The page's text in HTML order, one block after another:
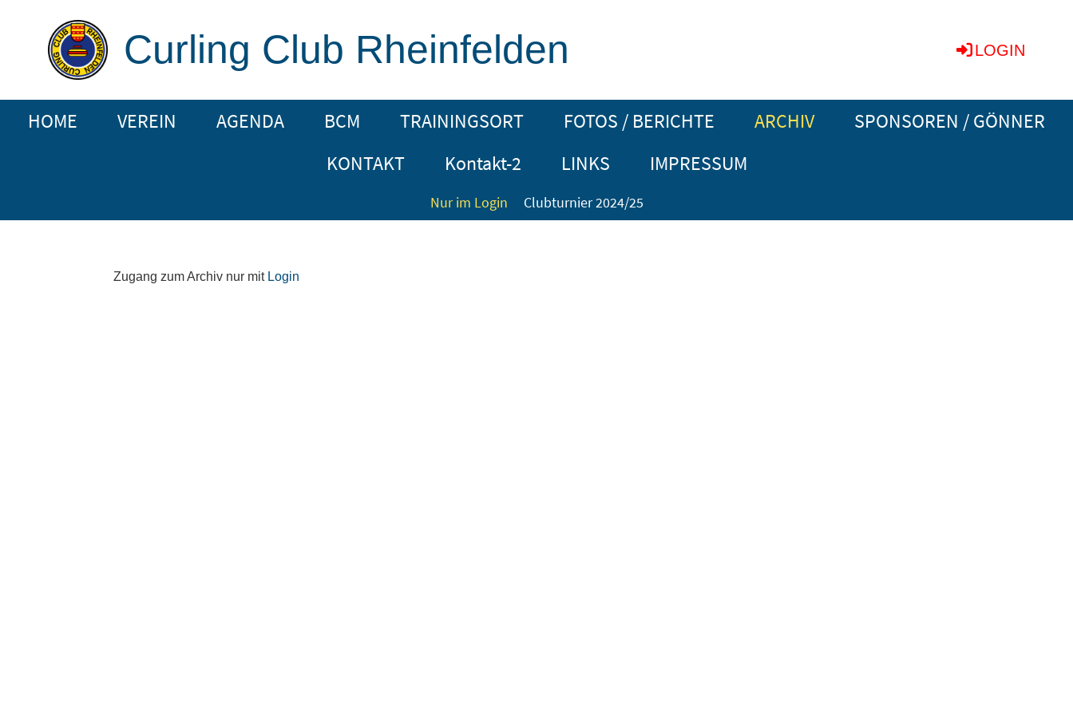
Curling Club Rheinfelden LOGIN
HOME VEREIN AGENDA BCM TRAININGSORT FOTOS / BERICHTE ARCHIV
SPONSOREN / GÖNNER
KONTAKT
Kontakt-2 LINKS IMPRESSUM
Nur im Login Clubturnier 2024/25
Zugang zum Archiv nur mit Login